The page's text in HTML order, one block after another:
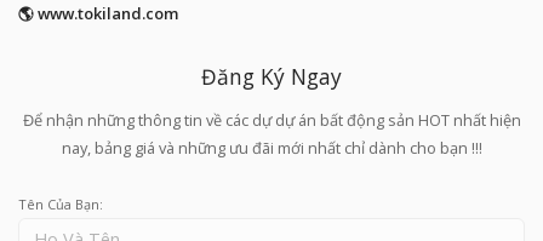
🌎 www.tokiland.com
Đăng Ký Ngay
Để nhận những thông tin về các dự dự án bất động sản HOT nhất hiện
nay, bảng giá và những ưu đãi mới nhất chỉ dành cho bạn !!!
Tên Của Bạn: